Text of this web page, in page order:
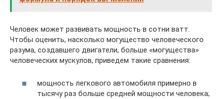
Человек может развивать мощность в сотни ватт.
Чтобы оценить, насколько могущество человеческого
разума, создавшего двигатели, больше «могущества»
человеческих мускулов, приведем такие сравнения:
мощность легкового автомобиля примерно в
тысячу раз больше средней мощности человека;